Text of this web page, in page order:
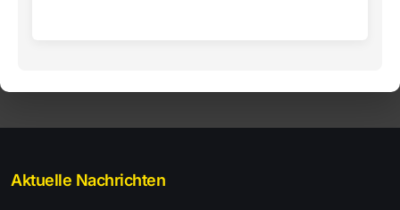
Aktuelle Nachrichten